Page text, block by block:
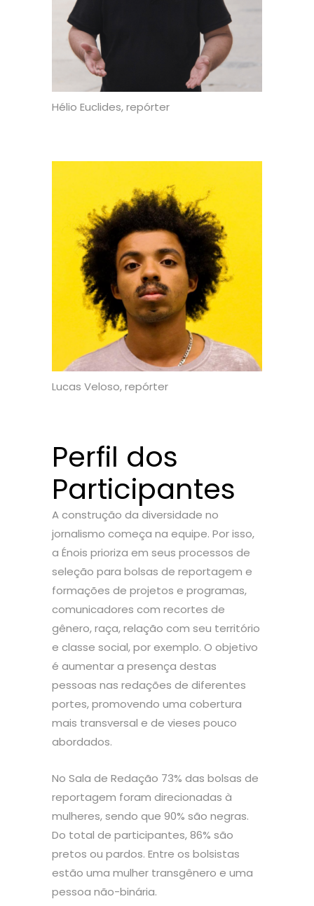
Hélio Euclides, repórter
Lucas Veloso, repórter
Perfil dos
Participantes
A construção da diversidade no
jornalismo começa na equipe. Por isso,
a Énois prioriza em seus processos de
seleção para bolsas de reportagem e
formações de projetos e programas,
comunicadores com recortes de
gênero, raça, relação com seu território
e classe social, por exemplo. O objetivo
é aumentar a presença destas
pessoas nas redações de diferentes
portes, promovendo uma cobertura
mais transversal e de vieses pouco
abordados.
No Sala de Redação 73% das bolsas de
reportagem foram direcionadas à
mulheres, sendo que 90% são negras.
Do total de participantes, 86% são
pretos ou pardos. Entre os bolsistas
estão uma mulher transgênero e uma
pessoa não-binária.